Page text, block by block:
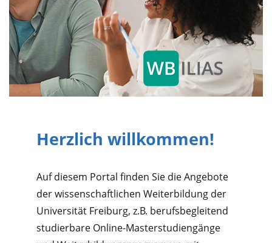
Herzlich willkommen!
Auf diesem Portal finden Sie die Angebote
der wissen­schaftlichen Weiter­bildung der
Universität Freiburg, z.B. berufs­begleitend
studierbare Online-­Master­studiengänge